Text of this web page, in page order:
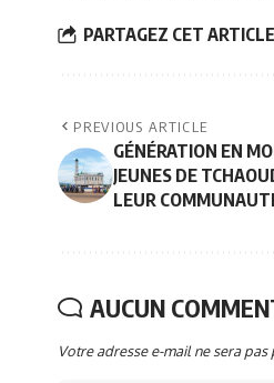
PARTAGEZ CET ARTICLE
PREVIOUS ARTICLE
GÉNÉRATION EN
JEUNES DE
LEUR
AUCUN
Votre adresse e-mail ne sera pas